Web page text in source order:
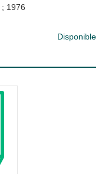
; 1976
Disponible